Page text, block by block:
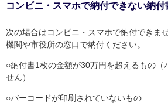
コンビニ・スマホで納付できない納付
次の場合はコンビニ・スマホで納付できま
機関や市役所の窓口で納付ください。
○納付書1枚の金額が30万円を超えるもの（
せん）
○バーコードが印刷されていないもの